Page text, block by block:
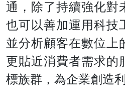
通，除了持續強化對
也可以善加運用科技
並分析顧客在數位上
更貼近消費者需求的
標族群，為企業創造